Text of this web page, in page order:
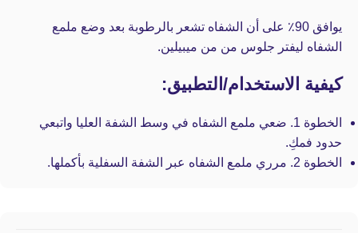
يوافق 90٪ على أن الشفاه تشعر بالرطوبة بعد وضع ملمع
الشفاه ليفتر جلوس من من ميبيلين.
كيفية الاستخدام/التطبيق:
الخطوة 1. ضعي ملمع الشفاه في وسط الشفة العليا واتبعي
حدود فمكِ.
الخطوة 2. مرري ملمع الشفاه عبر الشفة السفلية بأكملها.